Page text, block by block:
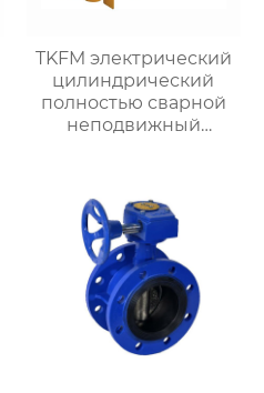
TKFM электрический
цилиндрический
полностью сварной
неподвижный
природного газа